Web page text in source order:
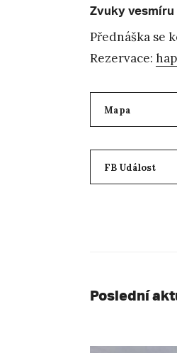
Zvuky
Přednáška se
Rezervace:
Mapa
FB Událost
Poslední